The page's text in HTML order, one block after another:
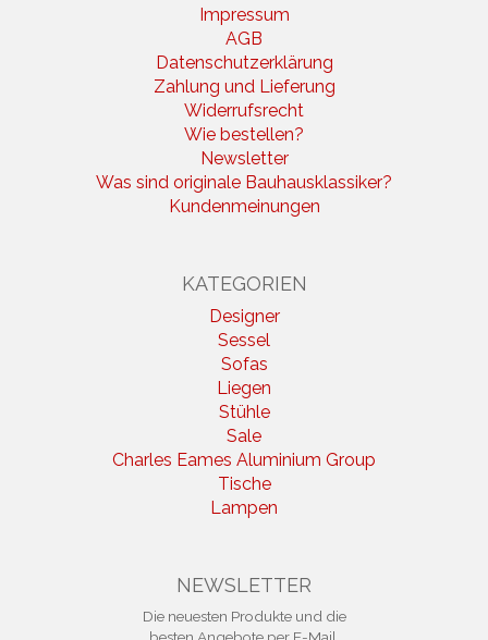
Impressum
AGB
Datenschutzerklärung
Zahlung und Lieferung
Widerrufsrecht
Wie bestellen?
Newsletter
Was sind originale Bauhausklassiker?
Kundenmeinungen
KATEGORIEN
Designer
Sessel
Sofas
Liegen
Stühle
Sale
Charles Eames Aluminium Group
Tische
Lampen
NEWSLETTER
Die neuesten Produkte und die